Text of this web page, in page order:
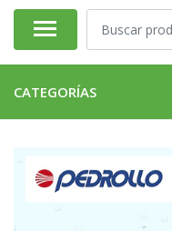
CATEGORÍAS